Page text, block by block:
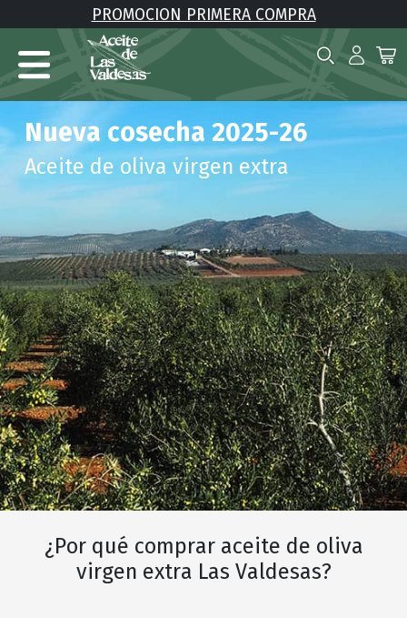
PROMOCION PRIMERA COMPRA
Nueva cosecha 2025-26
Aceite de oliva virgen extra
¿Por qué comprar aceite de oliva
virgen extra Las Valdesas?